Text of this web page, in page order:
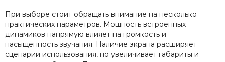
При выборе стоит обращать внимание на несколько
практических параметров. Мощность встроенных
динамиков напрямую влияет на громкость и
насыщенность звучания. Наличие экрана расширяет
сценарии использования, но увеличивает габариты и